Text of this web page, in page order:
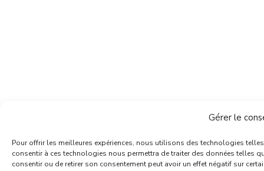
Gérer le
Pour offrir les meilleures expériences, nous utilisons des technologies
consentir à ces technologies nous permettra de traiter des données telles
consentir ou de retirer son consentement peut avoir un effet négatif sur